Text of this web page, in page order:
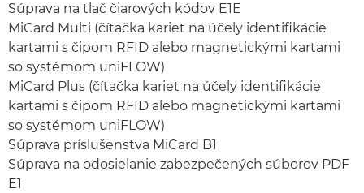
Súprava na tlač čiarových kódov E1E
MiCard Multi (čítačka kariet na účely identifikácie
kartami s čipom RFID alebo magnetickými kartami
so systémom uniFLOW)
MiCard Plus (čítačka kariet na účely identifikácie
kartami s čipom RFID alebo magnetickými kartami
so systémom uniFLOW)
Súprava príslušenstva MiCard B1
Súprava na odosielanie zabezpečených súborov PDF
E1